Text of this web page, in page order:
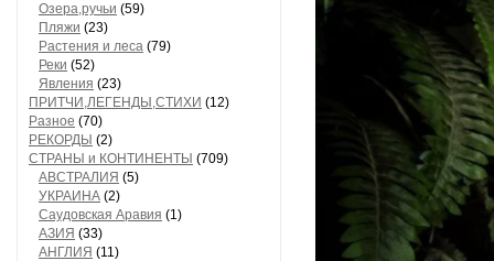
Озера,ручьи (59)
Пляжи (23)
Растения и леса (79)
Реки (52)
Явления (23)
ПРИТЧИ,ЛЕГЕНДЫ,СТИХИ (12)
Разное (70)
РЕКОРДЫ (2)
СТРАНЫ и КОНТИНЕНТЫ (709)
АВСТРАЛИЯ (5)
УКРАИНА (2)
Саудовская Аравия (1)
АЗИЯ (33)
АНГЛИЯ (11)